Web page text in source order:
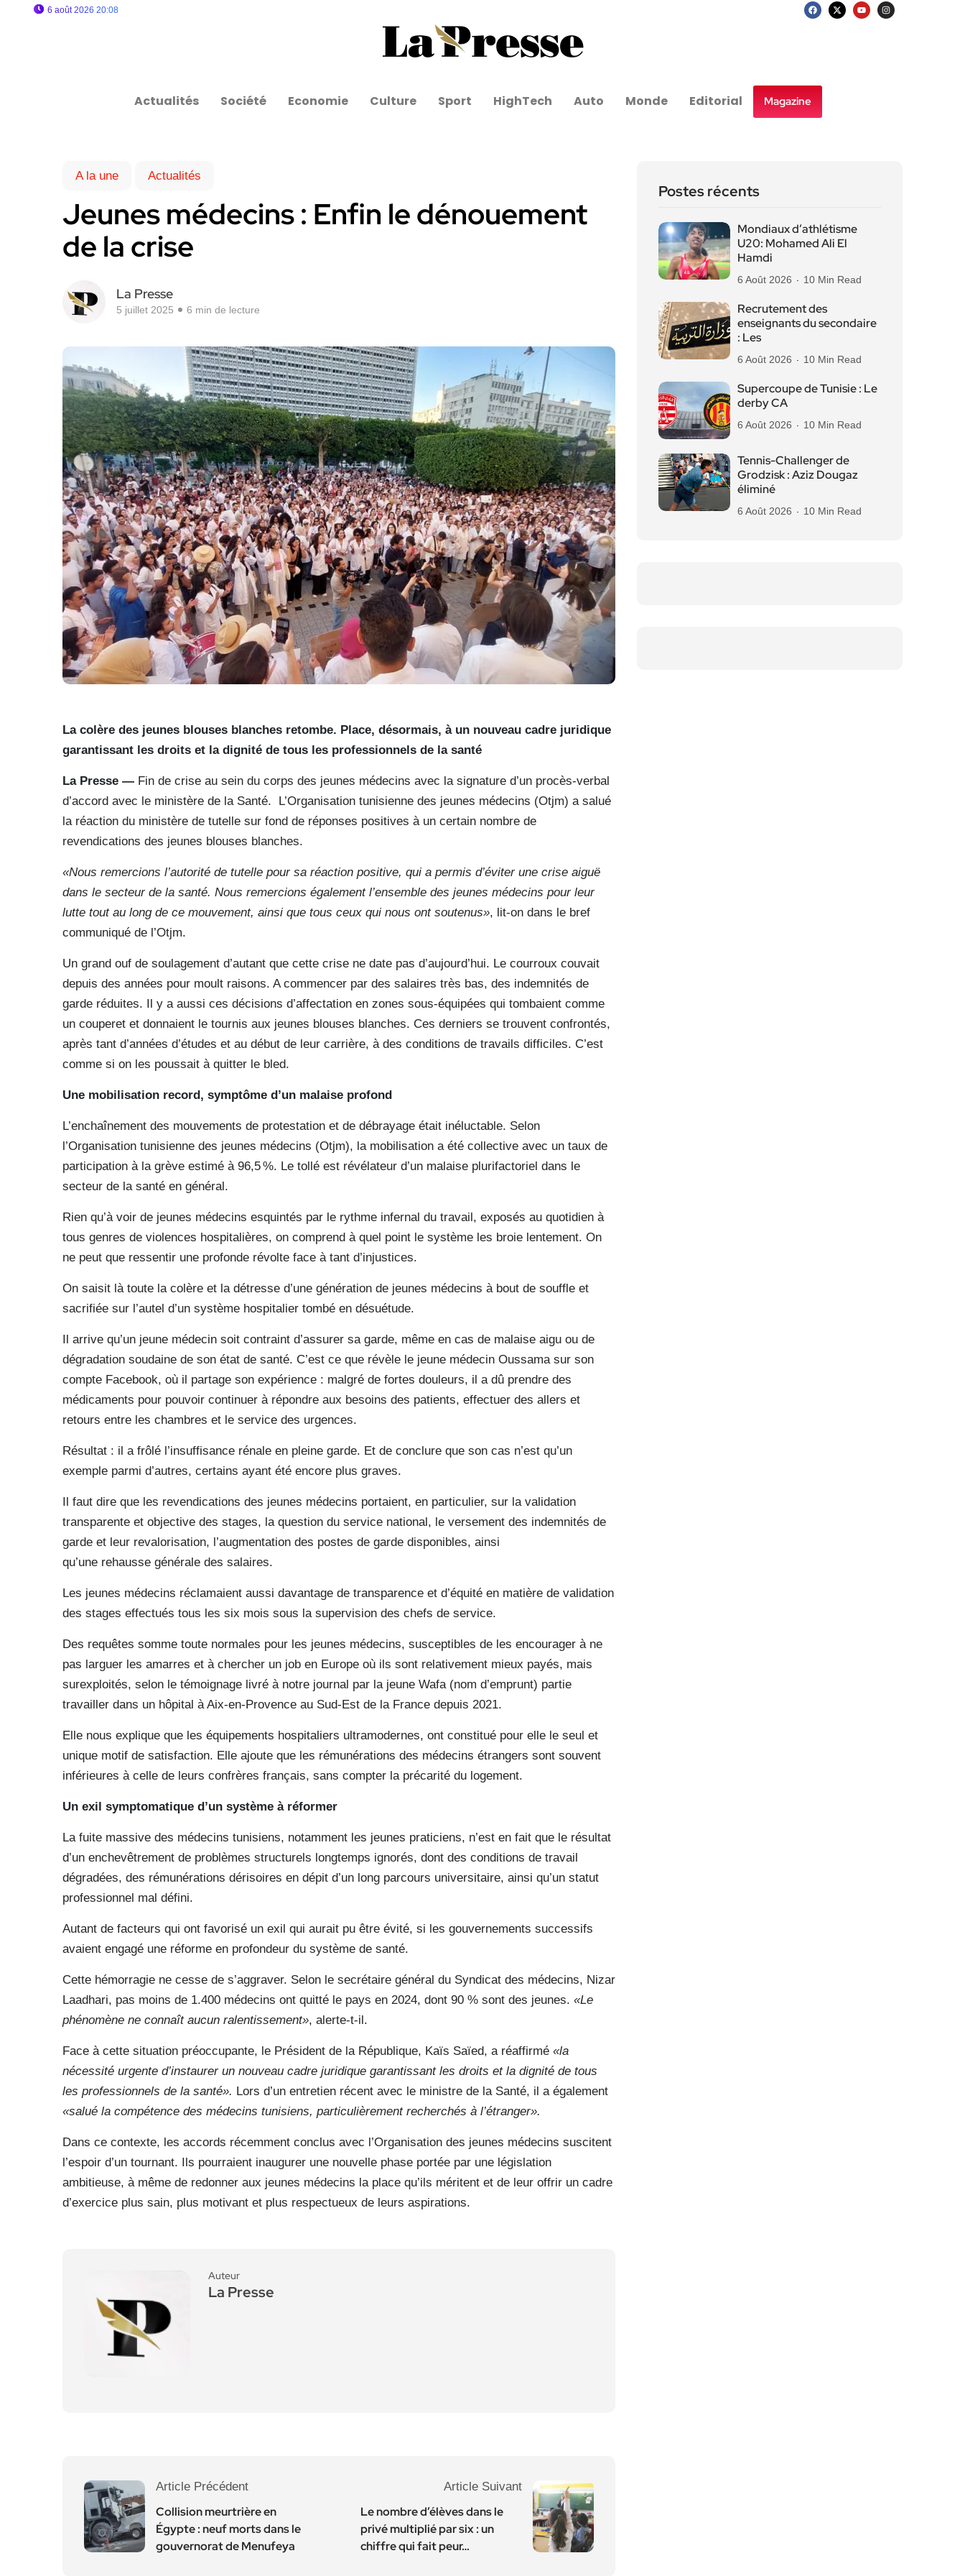
6 août 2026 20:08
Actualités Société Economie Culture Sport HighTech Auto Monde Editorial Magazine
A la une Actualités
Jeunes médecins : Enfin le dénouement
de la crise
La Presse
5 juillet 2025 6 min de lecture
La colère des jeunes blouses blanches retombe. Place, désormais, à un nouveau cadre juridique
garantissant les droits et la dignité de tous les professionnels de la santé
La Presse — Fin de crise au sein du corps des jeunes médecins avec la signature d’un procès-verbal
d’accord avec le ministère de la Santé. L’Organisation tunisienne des jeunes médecins (Otjm) a salué
la réaction du ministère de tutelle sur fond de réponses positives à un certain nombre de
revendications des jeunes blouses blanches.
«Nous remercions l’autorité de tutelle pour sa réaction positive, qui a permis d’éviter une crise aiguë
dans le secteur de la santé. Nous remercions également l’ensemble des jeunes médecins pour leur
lutte tout au long de ce mouvement, ainsi que tous ceux qui nous ont soutenus», lit-on dans le bref
communiqué de l’Otjm.
Un grand ouf de soulagement d’autant que cette crise ne date pas d’aujourd’hui. Le courroux couvait
depuis des années pour moult raisons. A commencer par des salaires très bas, des indemnités de
garde réduites. Il y a aussi ces décisions d’affectation en zones sous-équipées qui tombaient comme
un couperet et donnaient le tournis aux jeunes blouses blanches. Ces derniers se trouvent confrontés,
après tant d’années d’études et au début de leur carrière, à des conditions de travails difficiles. C’est
comme si on les poussait à quitter le bled.
Une mobilisation record, symptôme d’un malaise profond
L’enchaînement des mouvements de protestation et de débrayage était inéluctable. Selon
l’Organisation tunisienne des jeunes médecins (Otjm), la mobilisation a été collective avec un taux de
participation à la grève estimé à 96,5 %. Le tollé est révélateur d’un malaise plurifactoriel dans le
secteur de la santé en général.
Rien qu’à voir de jeunes médecins esquintés par le rythme infernal du travail, exposés au quotidien à
tous genres de violences hospitalières, on comprend à quel point le système les broie lentement. On
ne peut que ressentir une profonde révolte face à tant d’injustices.
On saisit là toute la colère et la détresse d’une génération de jeunes médecins à bout de souffle et
sacrifiée sur l’autel d’un système hospitalier tombé en désuétude.
Il arrive qu’un jeune médecin soit contraint d’assurer sa garde, même en cas de malaise aigu ou de
dégradation soudaine de son état de santé. C’est ce que révèle le jeune médecin Oussama sur son
compte Facebook, où il partage son expérience : malgré de fortes douleurs, il a dû prendre des
médicaments pour pouvoir continuer à répondre aux besoins des patients, effectuer des allers et
retours entre les chambres et le service des urgences.
Résultat : il a frôlé l’insuffisance rénale en pleine garde. Et de conclure que son cas n’est qu’un
exemple parmi d’autres, certains ayant été encore plus graves.
Il faut dire que les revendications des jeunes médecins portaient, en particulier, sur la validation
transparente et objective des stages, la question du service national, le versement des indemnités de
garde et leur revalorisation, l’augmentation des postes de garde disponibles, ainsi
qu’une rehausse générale des salaires.
Les jeunes médecins réclamaient aussi davantage de transparence et d’équité en matière de validation
des stages effectués tous les six mois sous la supervision des chefs de service.
Des requêtes somme toute normales pour les jeunes médecins, susceptibles de les encourager à ne
pas larguer les amarres et à chercher un job en Europe où ils sont relativement mieux payés, mais
surexploités, selon le témoignage livré à notre journal par la jeune Wafa (nom d’emprunt) partie
travailler dans un hôpital à Aix-en-Provence au Sud-Est de la France depuis 2021.
Elle nous explique que les équipements hospitaliers ultramodernes, ont constitué pour elle le seul et
unique motif de satisfaction. Elle ajoute que les rémunérations des médecins étrangers sont souvent
inférieures à celle de leurs confrères français, sans compter la précarité du logement.
Un exil symptomatique d’un système à réformer
La fuite massive des médecins tunisiens, notamment les jeunes praticiens, n’est en fait que le résultat
d’un enchevêtrement de problèmes structurels longtemps ignorés, dont des conditions de travail
dégradées, des rémunérations dérisoires en dépit d’un long parcours universitaire, ainsi qu’un statut
professionnel mal défini.
Autant de facteurs qui ont favorisé un exil qui aurait pu être évité, si les gouvernements successifs
avaient engagé une réforme en profondeur du système de santé.
Cette hémorragie ne cesse de s’aggraver. Selon le secrétaire général du Syndicat des médecins, Nizar
Laadhari, pas moins de 1.400 médecins ont quitté le pays en 2024, dont 90 % sont des jeunes. «Le
phénomène ne connaît aucun ralentissement», alerte-t-il.
Face à cette situation préoccupante, le Président de la République, Kaïs Saïed, a réaffirmé «la
nécessité urgente d’instaurer un nouveau cadre juridique garantissant les droits et la dignité de tous
les professionnels de la santé». Lors d’un entretien récent avec le ministre de la Santé, il a également
«salué la compétence des médecins tunisiens, particulièrement recherchés à l’étranger».
Dans ce contexte, les accords récemment conclus avec l’Organisation des jeunes médecins suscitent
l’espoir d’un tournant. Ils pourraient inaugurer une nouvelle phase portée par une législation
ambitieuse, à même de redonner aux jeunes médecins la place qu’ils méritent et de leur offrir un cadre
d’exercice plus sain, plus motivant et plus respectueux de leurs aspirations.
Auteur
La Presse
Article Précédent
Collision meurtrière en
Égypte : neuf morts dans le
gouvernorat de Menufeya
Article Suivant
Le nombre d’élèves dans le
privé multiplié par six : un
chiffre qui fait peur…
Postes récents
Mondiaux d’athlétisme
U20: Mohamed Ali El
Hamdi
6 Août 2026 10 Min Read
Recrutement des
enseignants du secondaire
: Les
6 Août 2026 10 Min Read
Supercoupe de Tunisie : Le
derby CA
6 Août 2026 10 Min Read
Tennis-Challenger de
Grodzisk : Aziz Dougaz
éliminé
6 Août 2026 10 Min Read